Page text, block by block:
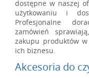
dostępne w naszej
użytkowaniu i
Profesjonalne
zamówień
zakupu produktów
ich biznesu.
Akcesoria do